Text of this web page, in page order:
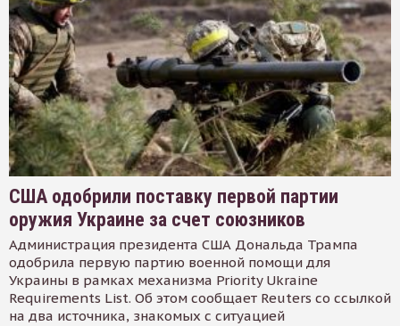
США одобрили поставку первой партии
оружия Украине за счет союзников
Администрация президента США Дональда Трампа
одобрила первую партию военной помощи для
Украины в рамках механизма Priority Ukraine
Requirements List. Об этом сообщает Reuters со ссылкой
на два источника, знакомых с ситуацией